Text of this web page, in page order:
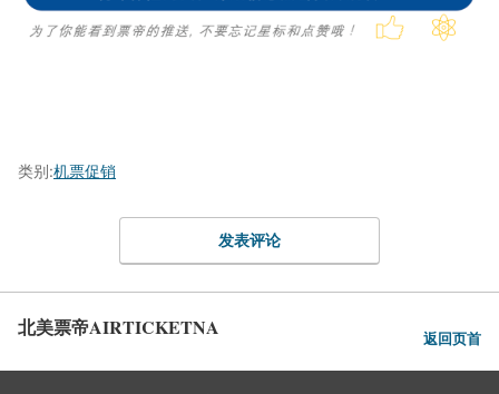
类别:机票促销
发表评论
北美票帝AIRTICKETNA 返回页首